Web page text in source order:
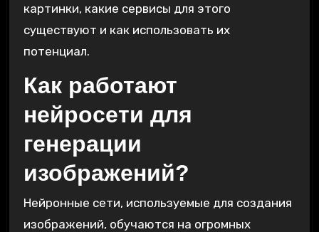
картинки, какие сервисы для этого
существуют и как использовать их
потенциал.
Как работают
нейросети для
генерации
изображений?
Нейронные сети, используемые для создания
изображений, обучаются на огромных